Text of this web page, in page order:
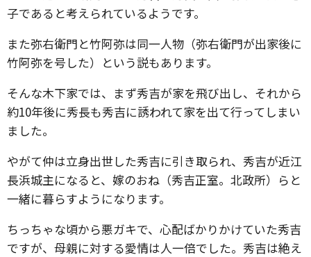
子であると考えられているようです。
また弥右衛門と竹阿弥は同一人物（弥右衛門が出家後に
竹阿弥を号した）という説もあります。
そんな木下家では、まず秀吉が家を飛び出し、それから
約10年後に秀長も秀吉に誘われて家を出て行ってしまい
ました。
やがて仲は立身出世した秀吉に引き取られ、秀吉が近江
長浜城主になると、嫁のおね（秀吉正室。北政所）らと
一緒に暮らすようになります。
ちっちゃな頃から悪ガキで、心配ばかりかけていた秀吉
ですが、母親に対する愛情は人一倍でした。秀吉は絶え